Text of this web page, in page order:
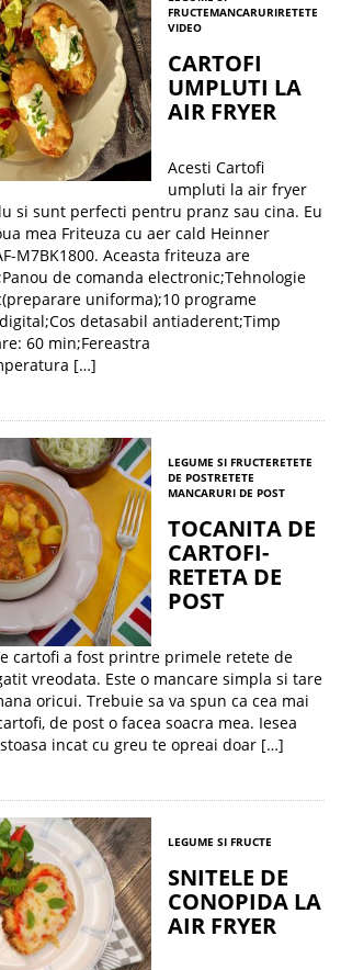
FRUCTEMANCARURIRETETE
VIDEO
CARTOFI
UMPLUTI LA
AIR FRYER
Acesti Cartofi
umpluti la air fryer
si sunt perfecti pentru pranz sau cina. Eu
mea Friteuza cu aer cald Heinner
M7BK1800. Aceasta friteuza are
de comanda electronic;Tehnologie
uniforma);10 programe
detasabil antiaderent;Timp
60 min;Fereastra
[…]
LEGUME SI FRUCTERETETE
DE POSTRETETE
MANCARURI DE POST
TOCANITA DE
CARTOFI-
RETETA DE
POST
cartofi a fost printre primele retete de
vreodata. Este o mancare simpla si tare
oricui. Trebuie sa va spun ca cea mai
de post o facea soacra mea. Iesea
incat cu greu te opreai doar […]
LEGUME SI FRUCTE
SNITELE DE
CONOPIDA LA
AIR FRYER